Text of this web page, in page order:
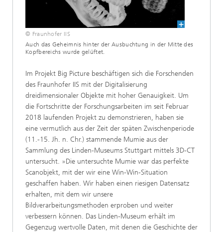
© Fraunhofer IIS
Auch das Geheimnis hinter der Ausbuchtung in der Mitte des
Kopfbereichs wurde gelüftet.
Im Projekt Big Picture beschäftigen sich die Forschenden
des Fraunhofer IIS mit der Digitalisierung
dreidimensionaler Objekte mit hoher Genauigkeit. Um
die Fortschritte der Forschungsarbeiten im seit Februar
2018 laufenden Projekt zu demonstrieren, haben sie
eine vermutlich aus der Zeit der späten Zwischenperiode
(11.-15. Jh. n. Chr.) stammende Mumie aus der
Sammlung des Linden-Museums Stuttgart mittels 3D-CT
untersucht. »Die untersuchte Mumie war das perfekte
Scanobjekt, mit der wir eine Win-Win-Situation
geschaffen haben. Wir haben einen riesigen Datensatz
erhalten, mit dem wir unsere
Bildverarbeitungsmethoden erproben und weiter
verbessern können. Das Linden-Museum erhält im
Gegenzug wertvolle Daten, mit denen die Geschichte der